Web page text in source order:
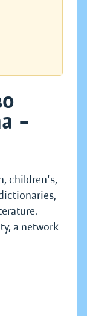
–
children's,
a network